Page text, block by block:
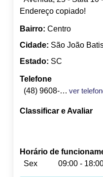
Endereço copiado!
Bairro: Centro
Cidade: São João
Estado: SC
Telefone
(48) 9608-9333
ver
Classificar e Avaliar
Horário de
Sex
09:00 -